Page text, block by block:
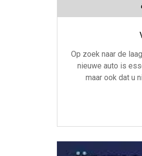
Op zoek naar de
nieuwe auto is
maar ook dat u